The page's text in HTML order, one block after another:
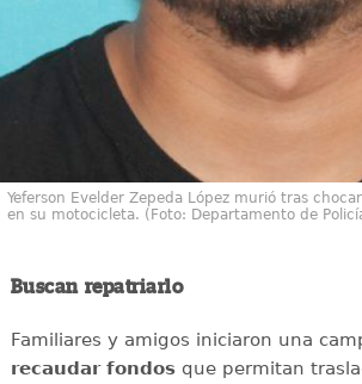
Yeferson Evelder Zepeda López murió tras
en su motocicleta. (Foto: Departamento de
Buscan repatriarlo
Familiares y amigos iniciaron una
recaudar fondosque permitan